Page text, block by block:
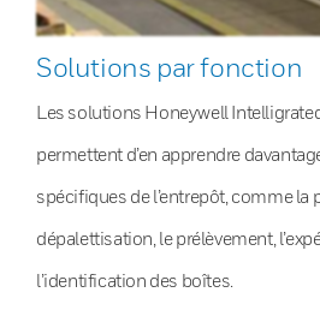
Solutions par fonction
Les solutions Honeywell
permettent d’en apprendre
spécifiques de l’entrepôt, comme la
dépalettisation, le prélèvement,
l’identification des boîtes.